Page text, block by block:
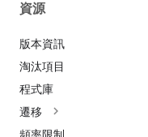
資源
版本資訊
淘汰項目
程式庫
遷移
頻率限制